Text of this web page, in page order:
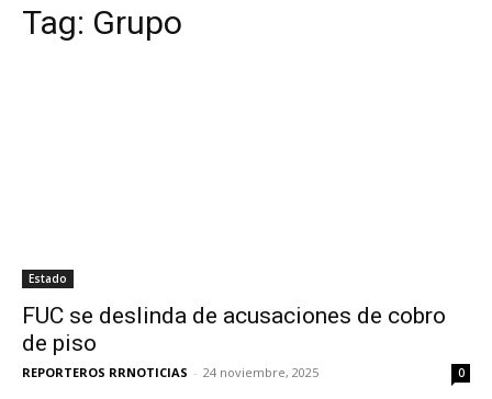
Tag: Grupo
Estado
FUC se deslinda de acusaciones de cobro
de piso
REPORTEROS RRNOTICIAS - 24 noviembre, 2025 0